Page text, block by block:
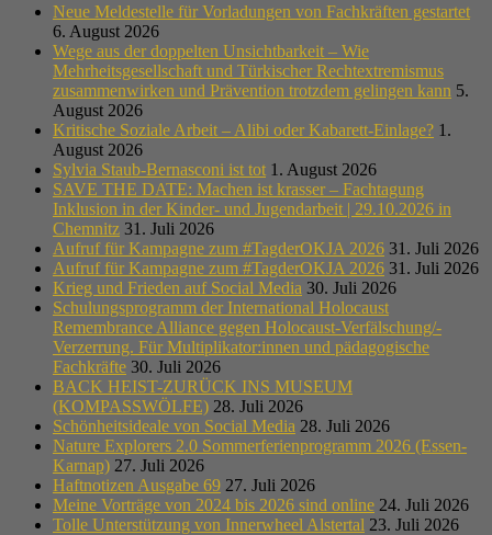
Neue Meldestelle für Vorladungen von Fachkräften gestartet
6. August 2026
Wege aus der doppelten Unsichtbarkeit – Wie
Mehrheitsgesellschaft und Türkischer Rechtextremismus
zusammenwirken und Prävention trotzdem gelingen kann 5.
August 2026
Kritische Soziale Arbeit – Alibi oder Kabarett-Einlage? 1.
August 2026
Sylvia Staub-Bernasconi ist tot 1. August 2026
SAVE THE DATE: Machen ist krasser – Fachtagung
Inklusion in der Kinder- und Jugendarbeit | 29.10.2026 in
Chemnitz 31. Juli 2026
Aufruf für Kampagne zum #TagderOKJA 2026 31. Juli 2026
Aufruf für Kampagne zum #TagderOKJA 2026 31. Juli 2026
Krieg und Frieden auf Social Media 30. Juli 2026
Schulungsprogramm der International Holocaust
Remembrance Alliance gegen Holocaust-Verfälschung/-
Verzerrung. Für Multiplikator:innen und pädagogische
Fachkräfte 30. Juli 2026
BACK HEIST-ZURÜCK INS MUSEUM
(KOMPASSWÖLFE) 28. Juli 2026
Schönheitsideale von Social Media 28. Juli 2026
Nature Explorers 2.0 Sommerferienprogramm 2026 (Essen-
Karnap) 27. Juli 2026
Haftnotizen Ausgabe 69 27. Juli 2026
Meine Vorträge von 2024 bis 2026 sind online 24. Juli 2026
Tolle Unterstützung von Innerwheel Alstertal 23. Juli 2026